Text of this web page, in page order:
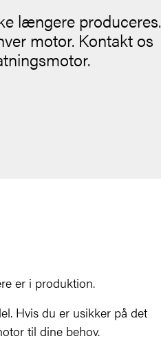
længere produceres.
motor. Kontakt os
er i produktion.
Hvis du er usikker på det
til dine behov.